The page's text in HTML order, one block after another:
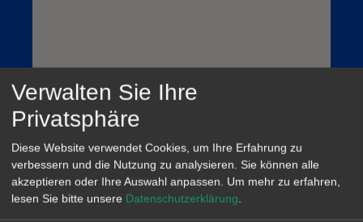
Verwalten Sie Ihre
Privatsphäre
Diese Website verwendet Cookies, um Ihre Erfahrung zu
verbessern und die Nutzung zu analysieren. Sie können alle
akzeptieren oder Ihre Auswahl anpassen. Um mehr zu erfahren,
lesen Sie bitte unsere Datenschutzerklärung.